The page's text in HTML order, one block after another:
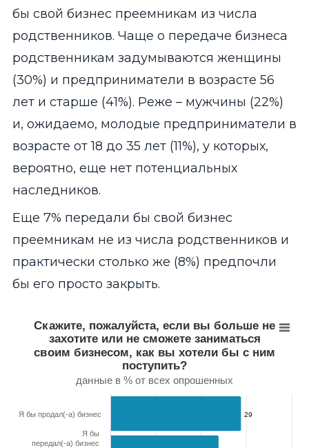
бы свой бизнес преемникам из числа
родственников. Чаще о передаче бизнеса
родственникам задумываются женщины
(30%) и предприниматели в возрасте 56
лет и старше (41%). Реже – мужчины (22%)
и, ожидаемо, молодые предприниматели в
возрасте от 18 до 35 лет (11%), у которых,
вероятно, еще нет потенциальных
наследников.
Еще 7% передали бы свой бизнес
преемникам не из числа родственников и
практически столько же (8%) предпочли
бы его просто закрыть.
данные в % от всех опрошенных
View as data table, Скажите, пожалуйста, если вы больше
The chart has 1 X axis displaying categories.
The chart has 1 Y axis displaying values. Range: 0 to 40.
Скажите, пожалуйста, если вы больше не
захотите или не сможете заниматься
своим бизнесом, как вы хотели бы с ним
поступить?
данные в % от всех опрошенных
29
29
Я бы продал(-а) бизнес
Я бы
передал(-а) бизнес